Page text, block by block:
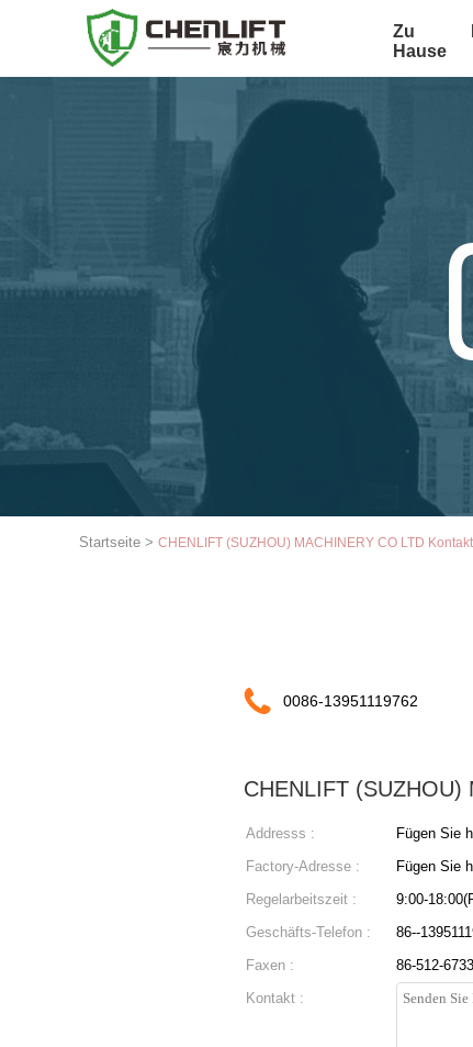
Zu
Hause
Startseite > CHENLIFT (SUZHOU) MACHINERY CO LTD
0086-13951119762
CHENLIFT (SUZHOU)
Addresss :
Fügen Sie
Factory-Adresse :
Fügen Sie
Regelarbeitszeit :
9:00-
Geschäfts-Telefon :
86--
Faxen :
86-512-
Kontakt :